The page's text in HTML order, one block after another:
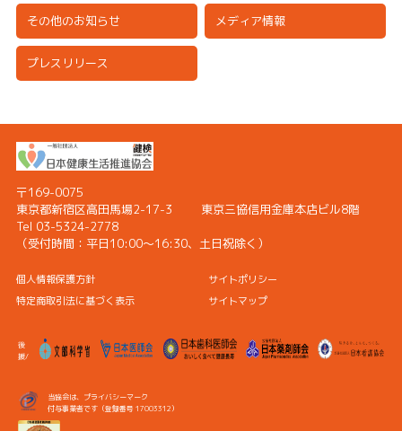
その他のお知らせ メディア情報
プレスリリース
〒169-0075
東京都新宿区高田馬場2-17-3 東京三協信用金庫本店ビル8階
Tel 03-5324-2778
（受付時間： 平日10:00〜16:30、土日祝除く）
個人情報保護方針
サイトポリシー
特定商取引法に基づく表示
サイトマップ
後
援/
当協会は、プライバシーマーク
付与事業者です（登録番号 17003312）